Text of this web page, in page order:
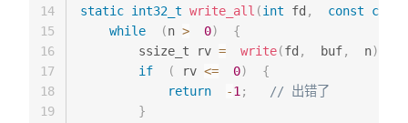
static int32_t write_all (int fd , const
char
while
(n > 0)
{
        ssize_t rv
= write(fd ,
  buf
,
  n
)
if
( rv <= 0)
{
return
-1 ;
// 出错了
}
14
15
16
17
18
19